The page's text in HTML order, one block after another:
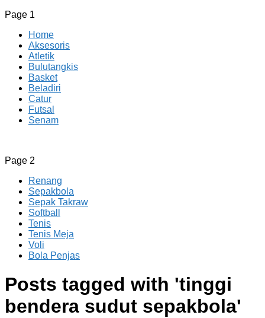
Page 1
Home
Aksesoris
Atletik
Bulutangkis
Basket
Beladiri
Catur
Futsal
Senam
CV JAYA BERSAMA Co Id
Menyediakan Semua Perlengkapan Olahraga Yang
Page 2
Renang
Sepakbola
Sepak Takraw
Softball
Tenis
Tenis Meja
Voli
Bola Penjas
Posts tagged with 'tinggi
bendera sudut sepakbola'